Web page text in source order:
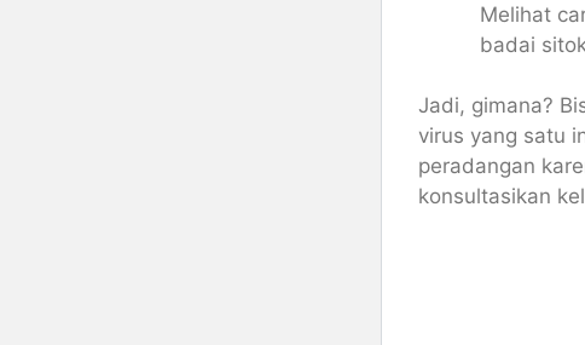
Melihat
badai
Jadi, gimana?
virus yang satu
peradangan
konsultasikan